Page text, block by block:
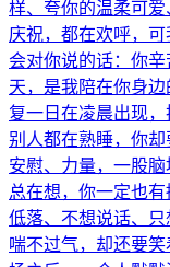
样、夸你的温柔可
庆祝，都在欢呼，
会对你说的话：你
天，是我陪在你身
复一日在凌晨出现
别人都在熟睡，你却
安慰、力量，一股
总在想，你一定也
低落、不想说话、
喘不过气，却还要